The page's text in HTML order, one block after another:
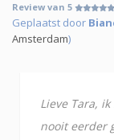
Review van 5
Geplaatst door
Amsterdam)
Lieve Tara,
nooit eerder